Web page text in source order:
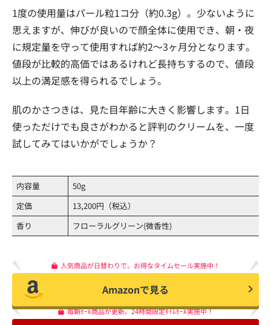
1度の使用量はパール粒1コ分（約0.3g）。少ないように
思えますが、伸びが良いので顔全体に使用でき、朝・夜
に規定量を守って使用すれば約2〜3ヶ月分となります。
値段が比較的高価ではあるけれど長持ちするので、値段
以上の満足感を得られるでしょう。
肌のかさつきは、見た目年齢に大きく影響します。1日
使っただけでも良さがわかると評判のクリームを、一度
試してみてはいかがでしょうか？
内容量
50g
定価
13,200円（税込）
香り
フローラルグリーン(微香性)
人気商品が日替わりで。お得なタイムセール実施中！
Amazonで見る
毎朝ｾｰﾙ商品が更新。24時間限定ﾀｲﾑｾｰﾙ実施中！